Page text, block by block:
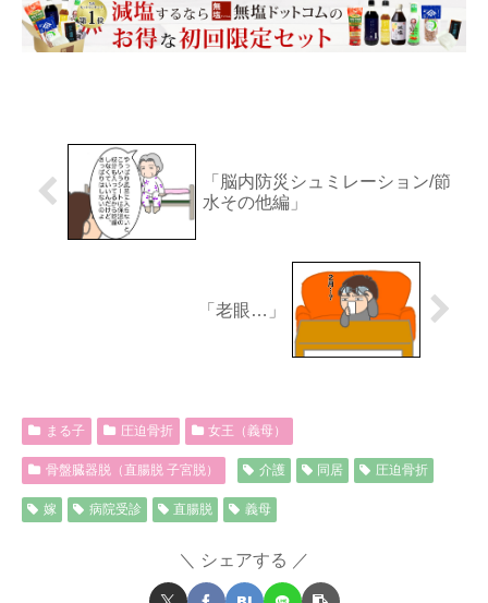
「脳内防災シュミレーション/節
水その他編」
「老眼…」
まる子 圧迫骨折 女王（義母）
骨盤臓器脱（直腸脱 子宮脱） 介護 同居 圧迫骨折
嫁 病院受診 直腸脱 義母
シェアする